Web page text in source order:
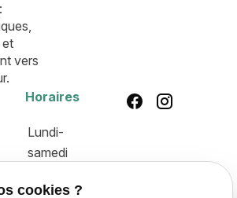
vers
Horaires
Lundi-
samedi
cookies ?